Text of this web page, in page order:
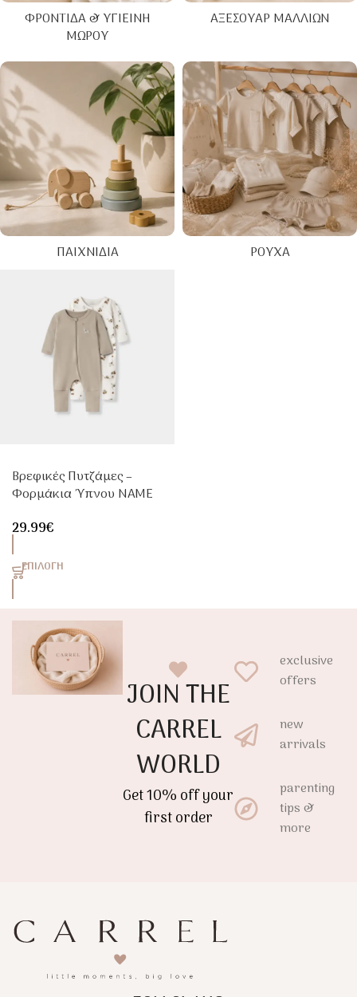
ΦΡΟΝΤΊΔΑ & ΥΓΙΕΙΝΉ
ΜΩΡΟΎ
ΑΞΕΣΟΥΆΡ ΜΑΛΛΙΏΝ
ΠΑΙΧΝΊΔΙΑ ΡΟΎΧΑ
Βρεφικές Πυτζάμες –
Φορμάκια Ύπνου NAME
Φερμουάρ
29.99€
ΕΠΙΛΟΓΉ
JOIN THE
CARREL
WORLD
Get 10% off your
first order
exclusive
offers
new
arrivals
parenting
tips &
more